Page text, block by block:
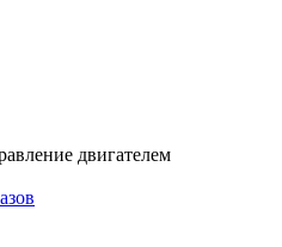
двигателем